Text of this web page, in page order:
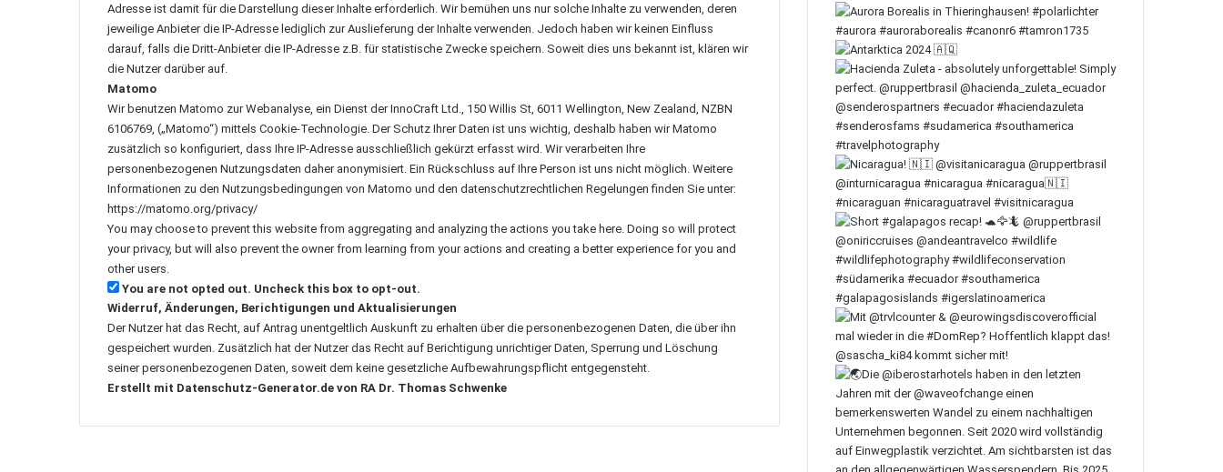
Adresse ist damit für die Darstellung dieser Inhalte erforderlich. Wir bemühen uns nur solche Inhalte zu verwenden, deren
jeweilige Anbieter die IP-Adresse lediglich zur Auslieferung der Inhalte verwenden. Jedoch haben wir keinen Einfluss
darauf, falls die Dritt-Anbieter die IP-Adresse z.B. für statistische Zwecke speichern. Soweit dies uns bekannt ist, klären wir
die Nutzer darüber auf.
Matomo
Wir benutzen Matomo zur Webanalyse, ein Dienst der InnoCraft Ltd., 150 Willis St, 6011 Wellington, New Zealand, NZBN
6106769, („Matomo“) mittels Cookie-Technologie. Der Schutz Ihrer Daten ist uns wichtig, deshalb haben wir Matomo
zusätzlich so konfiguriert, dass Ihre IP-Adresse ausschließlich gekürzt erfasst wird. Wir verarbeiten Ihre
personenbezogenen Nutzungsdaten daher anonymisiert. Ein Rückschluss auf Ihre Person ist uns nicht möglich. Weitere
Informationen zu den Nutzungsbedingungen von Matomo und den datenschutzrechtlichen Regelungen finden Sie unter:
https://matomo.org/privacy/
You may choose to prevent this website from aggregating and analyzing the actions you take here. Doing so will protect
your privacy, but will also prevent the owner from learning from your actions and creating a better experience for you and
other users.
You are not opted out. Uncheck this box to opt-out.
Widerruf, Änderungen, Berichtigungen und Aktualisierungen
Der Nutzer hat das Recht, auf Antrag unentgeltlich Auskunft zu erhalten über die personenbezogenen Daten, die über ihn
gespeichert wurden. Zusätzlich hat der Nutzer das Recht auf Berichtigung unrichtiger Daten, Sperrung und Löschung
seiner personenbezogenen Daten, soweit dem keine gesetzliche Aufbewahrungspflicht entgegensteht.
Erstellt mit Datenschutz-Generator.de von RA Dr. Thomas Schwenke